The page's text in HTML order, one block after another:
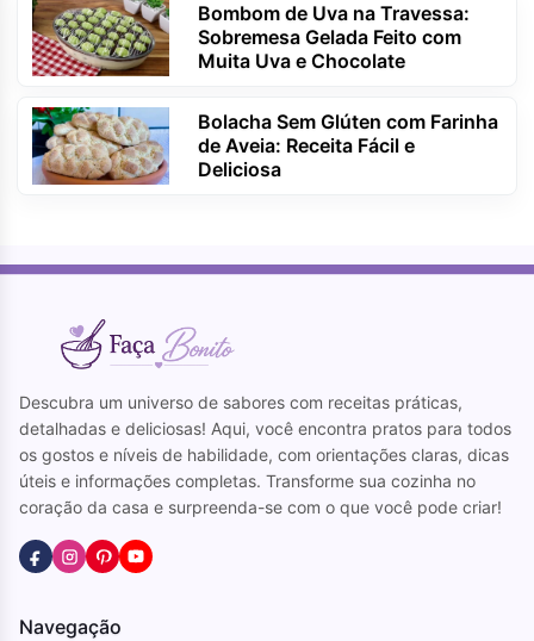
Bombom de Uva na Travessa:
Sobremesa Gelada Feito com
Muita Uva e Chocolate
Bolacha Sem Glúten com Farinha
de Aveia: Receita Fácil e
Deliciosa
Descubra um universo de sabores com receitas práticas,
detalhadas e deliciosas! Aqui, você encontra pratos para todos
os gostos e níveis de habilidade, com orientações claras, dicas
úteis e informações completas. Transforme sua cozinha no
coração da casa e surpreenda-se com o que você pode criar!
Navegação